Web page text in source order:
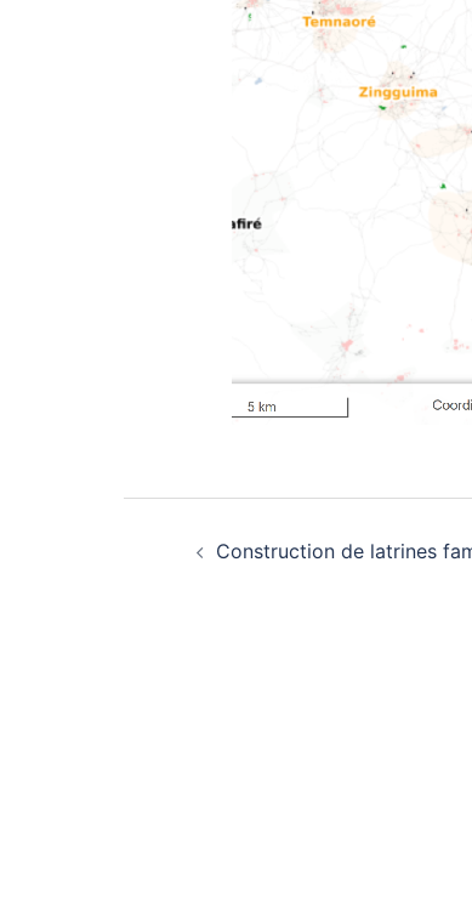
Construction de latrines